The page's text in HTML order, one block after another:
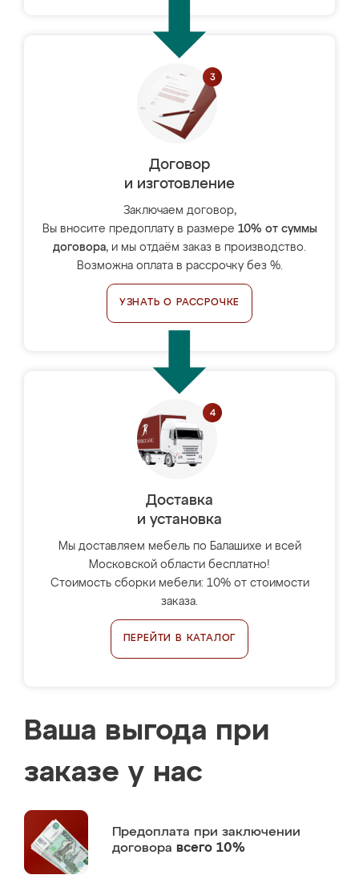
Договор
и изготовление
Заключаем договор,
Вы вносите предоплату в размере 10% от суммы
договора, и мы отдаём заказ в производство.
Возможна оплата в рассрочку без %.
УЗНАТЬ О РАССРОЧКЕ
Доставка
и установка
Мы доставляем мебель по Балашихе и всей
Московской области бесплатно!
Стоимость сборки мебели: 10% от стоимости
заказа.
ПЕРЕЙТИ В КАТАЛОГ
Ваша выгода при
заказе у нас
Предоплата при заключении
договора всего 10%